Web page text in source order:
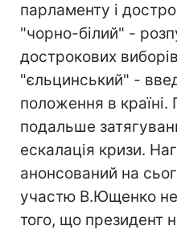
парламенту і
"чорно-білий" -
дострокових
"єльцинський" -
положення в
подальше
ескалація кризи.
анонсований на
участю В.Ющенко не
того, що президент